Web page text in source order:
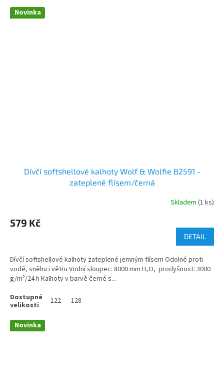
Novinka
Dívčí softshellové kalhoty Wolf & Wolfie B2591 -
zateplené flísem/černá
Skladem (1 ks)
579 Kč
DETAIL
Dívčí softshellové kalhoty zateplené jemným flísem Odolné proti
vodě, sněhu i větru Vodní sloupec: 8000 mm H₂O, prodyšnost: 3000
g/m²/24 h Kalhoty v barvě černé s...
122 128
Novinka